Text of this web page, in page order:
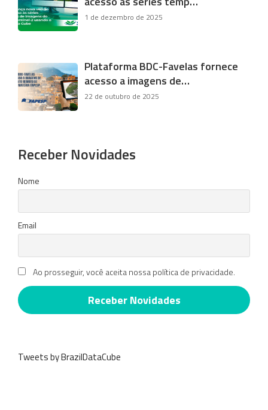
1 de dezembro de 2025
Plataforma BDC-Favelas fornece
acesso a imagens de…
22 de outubro de 2025
Receber Novidades
Nome
Email
Ao prosseguir, você aceita nossa política de privacidade.
Tweets by BrazilDataCube